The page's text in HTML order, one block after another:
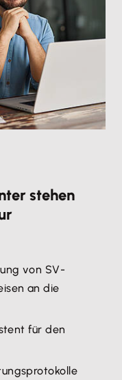
stehen
von SV-
an die
für den